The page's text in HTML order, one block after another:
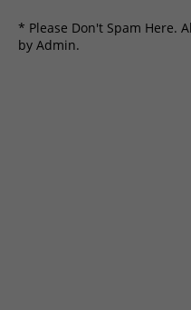
* Please Don't Spam Here.
by Admin.